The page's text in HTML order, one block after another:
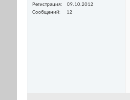
Регистрация
09.10.2012
Сообщений
12